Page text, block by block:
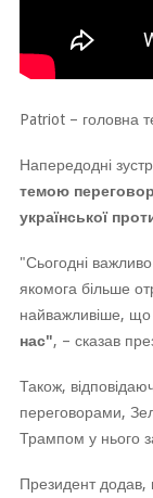
Patriot – головна
Напередодні
темою
української
"Сьогодні
якомога більше
найважливіше,
нас", – сказав
Також,
переговорами,
Трампом у нього
Президент додав,